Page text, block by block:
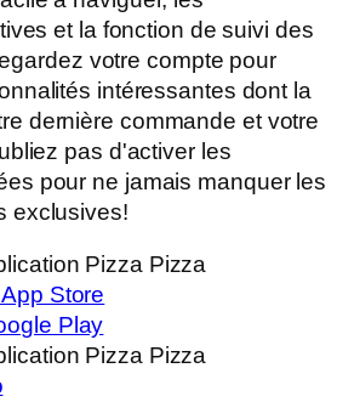
et la fonction de suivi des
votre compte pour
intéressantes dont la
dernière commande et votre
pas d'activer les
pour ne jamais manquer les
exclusives!